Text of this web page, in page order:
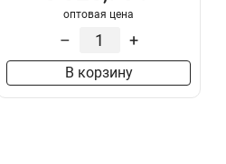
оптовая цена
– +
В корзину